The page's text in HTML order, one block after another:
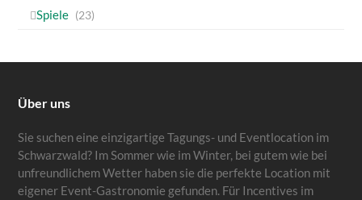
Spiele (23)
Über uns
Sie suchen eine einzigartige Tagungs- und Eventlocation im
Schwarzwald? Im Sommer wie im Winter, bei gutem wie bei
unfreundlichem Wetter haben sie die perfekte Location mit
eigener Event-Gastronomie gefunden. Für Incentives im